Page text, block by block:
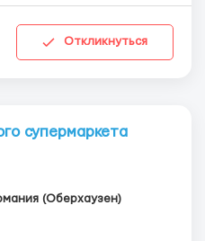
Откликнуться
супермаркета
(Оберхаузен)